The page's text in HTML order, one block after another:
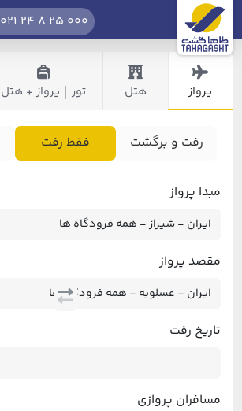
021 24 8 25 000
پرواز هتل تور پرواز + هتل
رفت و برگشت فقط رفت
مبدا پرواز
مقصد پرواز
تاریخ رفت
مسافران پروازی